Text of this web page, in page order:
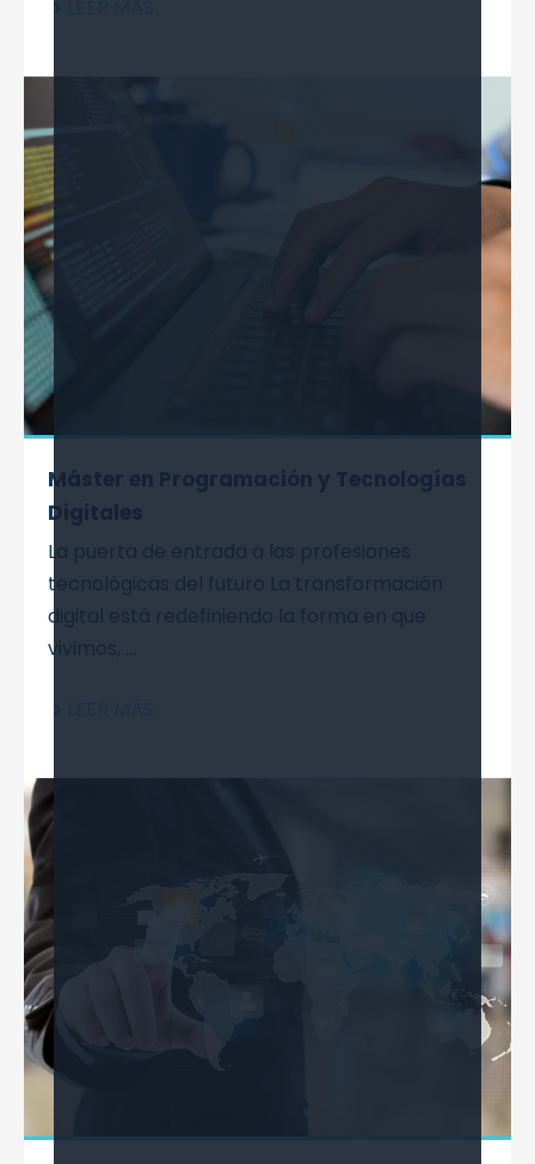
Máster en Programación y Tecnologías
Digitales
La puerta de entrada a las profesiones
tecnológicas del futuro La transformación
digital está redefiniendo la forma en que
vivimos, ...